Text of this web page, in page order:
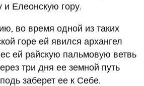
Елеонскую гору.
во время одной из таких
горе ей явился архангел
ей райскую пальмовую ветвь
три дня ее земной путь
заберет ее к Себе.